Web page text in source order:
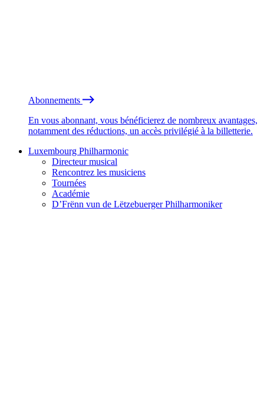
Abonnements
En vous abonnant, vous bénéficierez de nombreux avantages,
notamment des réductions, un accès privilégié à la billetterie.
Luxembourg Philharmonic
Directeur musical
Rencontrez les musiciens
Tournées
Académie
D’Frënn vun de Lëtzebuerger Philharmoniker